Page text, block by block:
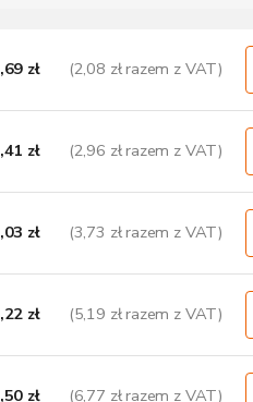
zł (2,08 zł razem z VAT)
zł (2,96 zł razem z VAT)
zł (3,73 zł razem z VAT)
zł (5,19 zł razem z VAT)
zł (6,77 zł razem z VAT)